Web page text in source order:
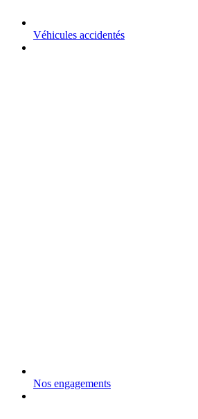
Véhicules accidentés
Nos engagements